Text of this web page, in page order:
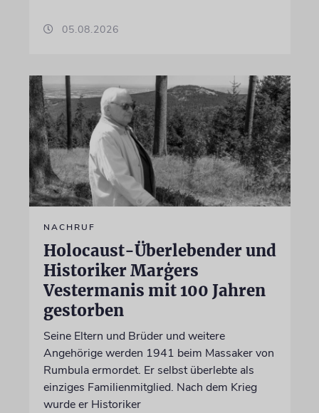
05.08.2026
NACHRUF
Holocaust-Überlebender und
Historiker Marģers
Vestermanis mit 100 Jahren
gestorben
Seine Eltern und Brüder und weitere
Angehörige werden 1941 beim Massaker von
Rumbula ermordet. Er selbst überlebte als
einziges Familienmitglied. Nach dem Krieg
wurde er Historiker